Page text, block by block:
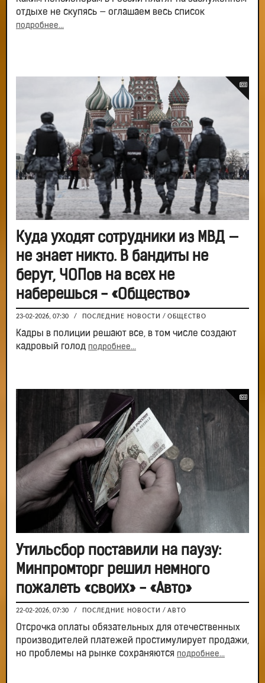
отдыхе не скупясь — оглашаем весь список
подробнее...
Куда уходят сотрудники из МВД —
не знает никто. В бандиты не
берут, ЧОПов на всех не
наберешься - «Общество»
23-02-2026, 07:30 / ПОСЛЕДНИЕ НОВОСТИ / ОБЩЕСТВО
Кадры в полиции решают все, в том числе создают
кадровый голод подробнее...
Утильсбор поставили на паузу:
Минпромторг решил немного
пожалеть «своих» - «Авто»
22-02-2026, 07:30 / ПОСЛЕДНИЕ НОВОСТИ / АВТО
Отсрочка оплаты обязательных для отечественных
производителей платежей простимулирует продажи,
но проблемы на рынке сохраняются подробнее...